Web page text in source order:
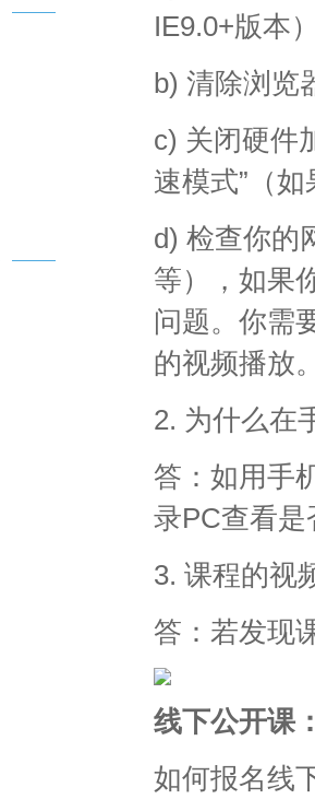
IE9.0+版本
b) 清除浏览
c) 关闭硬件
速模式”（
d) 检查你的
等），如果
问题。你需
的视频播放
2. 为什么在
答：如用手
录PC查看
3. 课程的视
答：若发现
线下公开课
如何报名线